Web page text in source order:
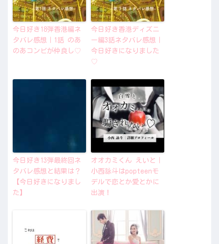
今日好き18弾香港編ネ
タバレ感想｜1話 のあ
のあコンビが仲良し♡
今日好き香港ディズニ
ー編3話ネタバレ感想｜
今日好きになりました
♡
今日好き13弾最終回ネ
タバレ感想と結果は？
【今日好きになりまし
た】
オオカミくん えいと｜
小西詠斗はpopteenモ
デルで恋とか愛とかに
出演！